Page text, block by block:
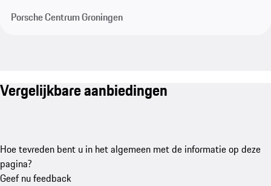
Porsche Centrum Groningen
Vergelijkbare aanbiedingen
Hoe tevreden bent u in het algemeen met de informatie op deze
pagina?
Geef nu feedback